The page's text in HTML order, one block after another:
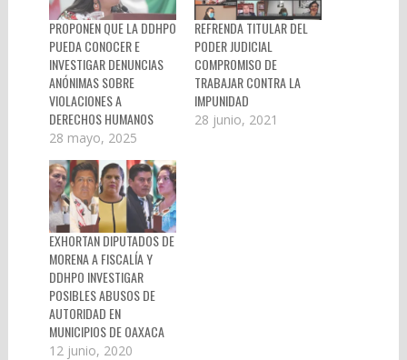
PROPONEN QUE LA DDHPO
PUEDA CONOCER E
INVESTIGAR DENUNCIAS
ANÓNIMAS SOBRE
VIOLACIONES A
DERECHOS HUMANOS
28 mayo, 2025
REFRENDA TITULAR DEL
PODER JUDICIAL
COMPROMISO DE
TRABAJAR CONTRA LA
IMPUNIDAD
28 junio, 2021
EXHORTAN DIPUTADOS DE
MORENA A FISCALÍA Y
DDHPO INVESTIGAR
POSIBLES ABUSOS DE
AUTORIDAD EN
MUNICIPIOS DE OAXACA
12 junio, 2020